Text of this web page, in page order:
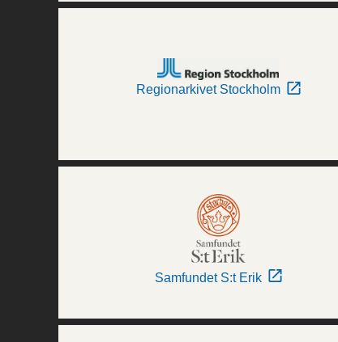
Regionarkivet Stockholm
Samfundet S:t Erik